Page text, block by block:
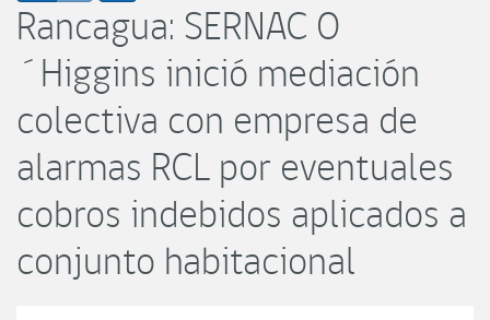
Rancagua: SERNAC O
´Higgins inició mediación
colectiva con empresa de
alarmas RCL por eventuales
cobros indebidos aplicados a
conjunto habitacional